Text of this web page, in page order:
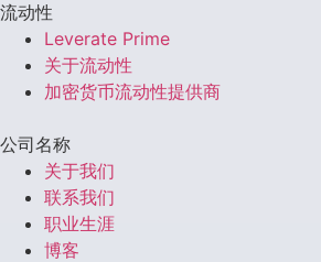
流动性
Leverate Prime
关于流动性
加密货币流动性提供商
公司名称
关于我们
联系我们
职业生涯
博客